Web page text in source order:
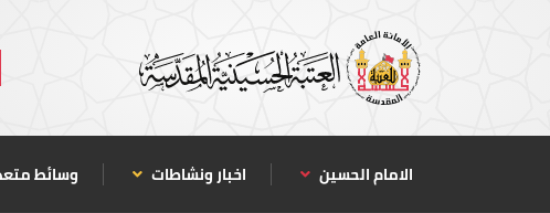
الامام الحسين اخبار ونشاطات وسائط